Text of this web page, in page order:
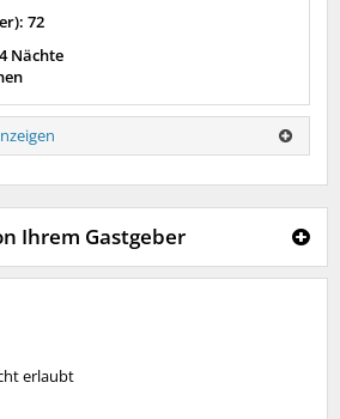
72
Nächte
Ihrem Gastgeber
erlaubt